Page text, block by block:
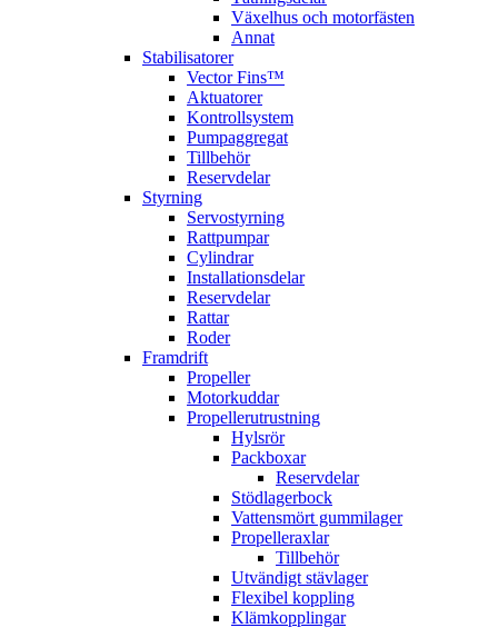
Växelhus och motorfästen
Annat
Stabilisatorer
Vector Fins™
Aktuatorer
Kontrollsystem
Pumpaggregat
Tillbehör
Reservdelar
Styrning
Servostyrning
Rattpumpar
Cylindrar
Installationsdelar
Reservdelar
Rattar
Roder
Framdrift
Propeller
Motorkuddar
Propellerutrustning
Hylsrör
Packboxar
Reservdelar
Stödlagerbock
Vattensmört gummilager
Propelleraxlar
Tillbehör
Utvändigt stävlager
Flexibel koppling
Klämkopplingar